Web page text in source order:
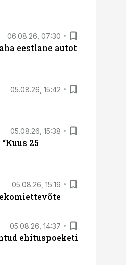
06.08.26, 07:30
eestlane autot
05.08.26, 15:42
05.08.26, 15:38
25
05.08.26, 15:19
05.08.26, 14:37
ehituspoeketi